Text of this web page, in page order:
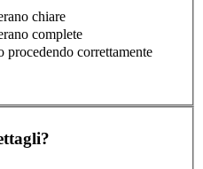
chiare
complete
procedendo correttamente